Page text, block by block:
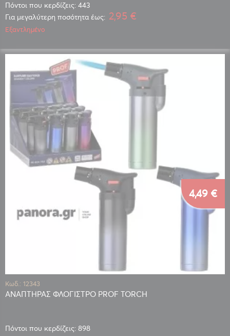
Πόντοι που κερδίζεις: 443
Για μεγαλύτερη ποσότητα έως: 2,95 €
Εξαντλημένο
Κωδ.: 12343
ΑΝΑΠΤΗΡΑΣ ΦΛΟΓΙΣΤΡΟ PROF TORCH
Πόντοι που κερδίζεις: 898
4,49 €